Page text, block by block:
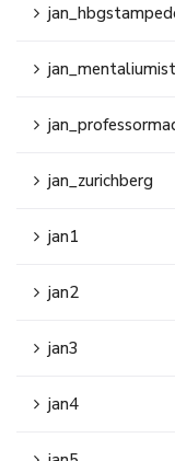
jan_zurichberg
jan1
jan2
jan3
jan4